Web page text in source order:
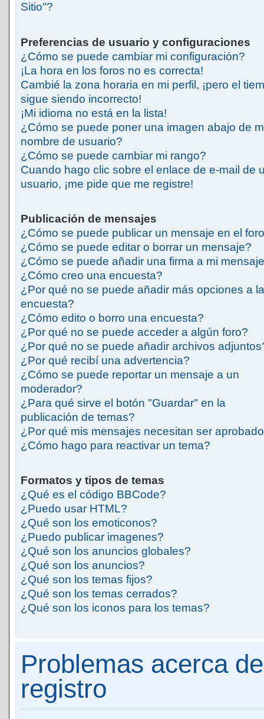
Sitio"?
Preferencias de usuario y configuraciones
¿Cómo se puede cambiar mi configuración?
¡La hora en los foros no es correcta!
Cambié la zona horaria en mi perfil, ¡pero el
sigue siendo incorrecto!
¡Mi idioma no está en la lista!
¿Cómo se puede poner una imagen abajo de
nombre de usuario?
¿Cómo se puede cambiar mi rango?
Cuando hago clic sobre el enlace de e-mail de
usuario, ¡me pide que me registre!
Publicación de mensajes
¿Cómo se puede publicar un mensaje en el
¿Cómo se puede editar o borrar un mensaje?
¿Cómo se puede añadir una firma a mi
¿Cómo creo una encuesta?
¿Por qué no se puede añadir más opciones a la
encuesta?
¿Cómo edito o borro una encuesta?
¿Por qué no se puede acceder a algún foro?
¿Por qué no se puede añadir archivos
¿Por qué recibí una advertencia?
¿Cómo se puede reportar un mensaje a un
moderador?
¿Para qué sirve el botón "Guardar" en la
publicación de temas?
¿Por qué mis mensajes necesitan ser
¿Cómo hago para reactivar un tema?
Formatos y tipos de temas
¿Qué es el código BBCode?
¿Puedo usar HTML?
¿Qué son los emoticonos?
¿Puedo publicar imagenes?
¿Qué son los anuncios globales?
¿Qué son los anuncios?
¿Qué son los temas fijos?
¿Qué son los temas cerrados?
¿Qué son los iconos para los temas?
Problemas acerca
registro